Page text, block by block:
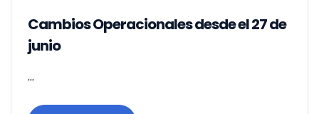
Cambios Operacionales desde el 27 de
junio
...